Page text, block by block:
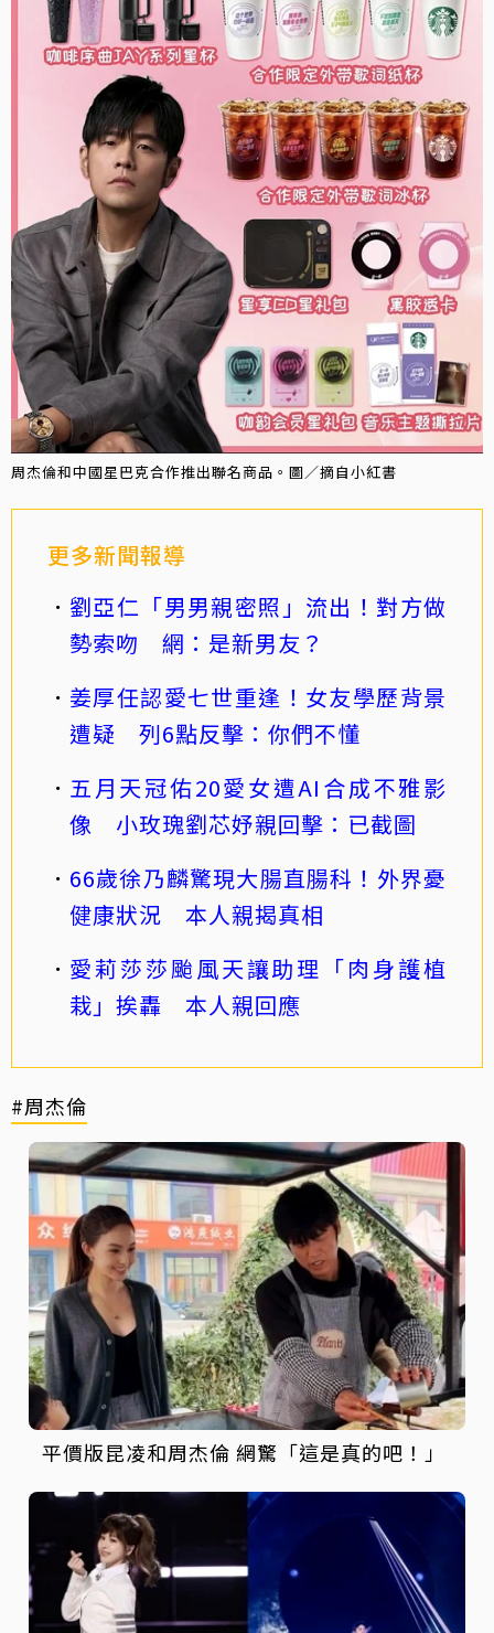
周杰倫和中國星巴克合作推出聯名商品。圖／摘自小紅書
更多新聞報導
劉亞仁「男男親密照」流出！對方做
勢索吻 網：是新男友？
姜厚任認愛七世重逢！女友學歷背景
遭疑 列6點反擊：你們不懂
五月天冠佑20愛女遭AI合成不雅影
像 小玫瑰劉芯妤親回擊：已截圖
66歲徐乃麟驚現大腸直腸科！外界憂
健康狀況 本人親揭真相
愛莉莎莎颱風天讓助理「肉身護植
栽」挨轟 本人親回應
#周杰倫
平價版昆凌和周杰倫 網驚「這是真的吧！」